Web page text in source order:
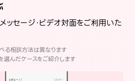
メッセージ・ビデオ対面をご利用いた
る相談方法は異なります
選んだケースをご紹介します